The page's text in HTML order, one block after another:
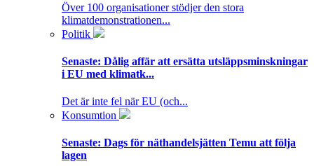
Över 100 organisationer stödjer den stora
klimatdemonstrationen...
Politik
Senaste: Dålig affär att ersätta utsläppsminskningar
i EU med klimatk...
Det är inte fel när EU (och...
Konsumtion
Senaste: Dags för näthandelsjätten Temu att följa
lagen